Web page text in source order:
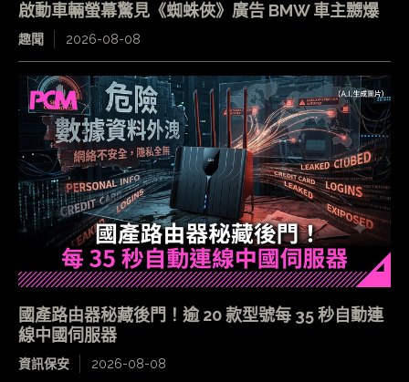
啟動車輛螢幕驚見《蜘蛛俠》廣告 BMW 車主嬲爆
趣聞 2026-08-08
國產路由器秘藏後門！逾 20 款型號每 35 秒自動連
線中國伺服器
資訊保安 2026-08-08